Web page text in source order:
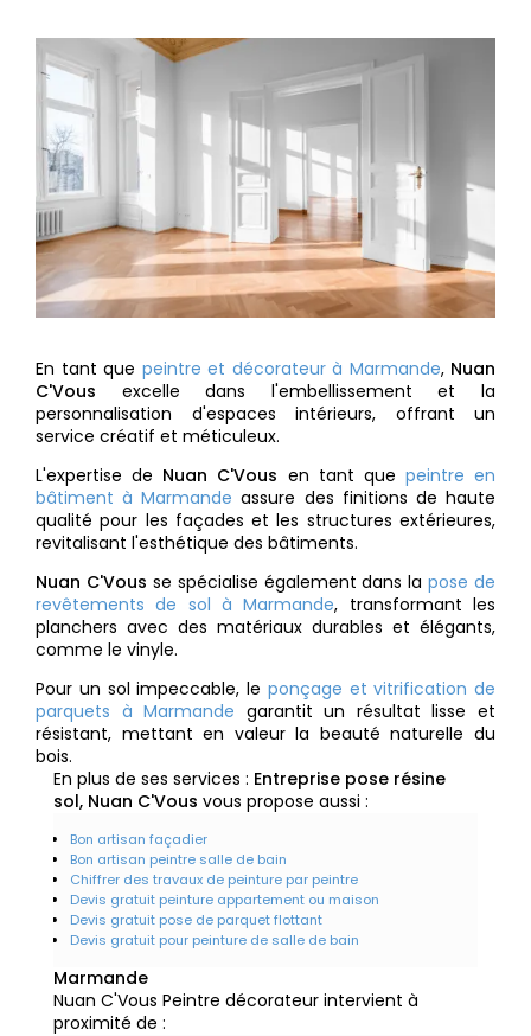
En tant que peintre et décorateur à Marmande, Nuan
C'Vous excelle dans l'embellissement et la
personnalisation d'espaces intérieurs, offrant un
service créatif et méticuleux.
L'expertise de Nuan C'Vous en tant que peintre en
bâtiment à Marmande assure des finitions de haute
qualité pour les façades et les structures extérieures,
revitalisant l'esthétique des bâtiments.
Nuan C'Vous se spécialise également dans lapose de
revêtements de sol à Marmande, transformant les
planchers avec des matériaux durables et élégants,
comme le vinyle.
Pour un sol impeccable, le ponçage et vitrification de
parquets à Marmande garantit un résultat lisse et
résistant, mettant en valeur la beauté naturelle du
bois.
En plus de ses services : Entreprise pose résine
sol, Nuan C'Vous vous propose aussi :
Bon artisan façadier
Bon artisan peintre salle de bain
Chiffrer des travaux de peinture par peintre
Devis gratuit peinture appartement ou maison
Devis gratuit pose de parquet flottant
Devis gratuit pour peinture de salle de bain
Marmande
Nuan C'Vous Peintre décorateur intervient à
proximité de :